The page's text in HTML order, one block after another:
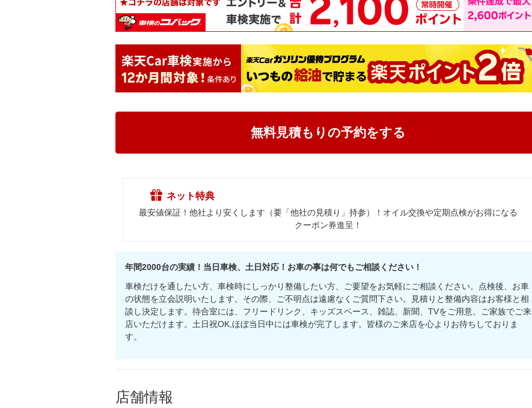
無料見積もりの予約をする
ネット特典
最安値保証！他社より安くします（要「他社の見積り」持参）！オイル交換や定期点検がお得になる
クーポン券進呈！
年間2000台の実績！当日車検、土日対応！お車の事は何でもご相談ください！
車検だけを通したい方、車検時にしっかり整備したい方、ご要望をお気軽にご相談ください。点検後、お車
の状態を立会説明いたします。その際、ご不明点は遠慮なくご質問下さい。見積りと整備内容はお客様と相
談し決定します。待合室には、フリードリンク、キッズスペース、雑誌、新聞、TVをご用意。ご家族でご来
店いただけます。土日祝OK,ほぼ当日中には車検が完了します。皆様のご来店を心よりお待ちしておりま
す。
店舗情報